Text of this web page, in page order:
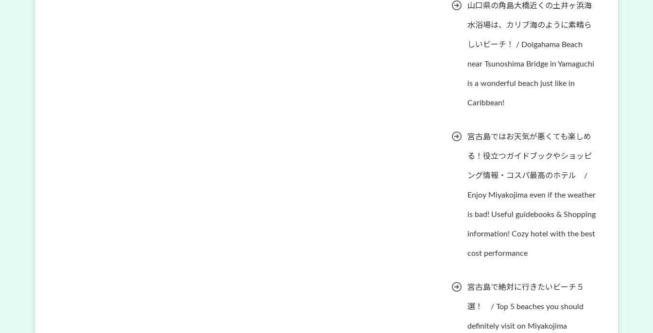
山口県の角島大橋近くの土井ヶ浜海
水浴場は、カリブ海のように素晴ら
しいビーチ！ / Doigahama Beach
near Tsunoshima Bridge in Yamaguchi
is a wonderful beach just like in
Caribbean!
宮古島ではお天気が悪くても楽しめ
る！役立つガイドブックやショッピ
ング情報・コスパ最高のホテル /
Enjoy Miyakojima even if the weather
is bad! Useful guidebooks & Shopping
information! Cozy hotel with the best
cost performance
宮古島で絶対に行きたいビーチ５
選！ / Top 5 beaches you should
definitely visit on Miyakojima